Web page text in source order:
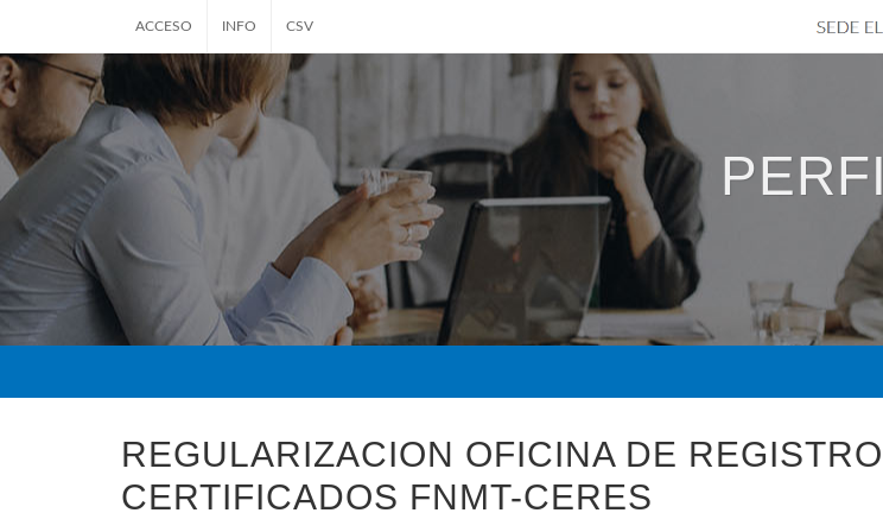
ACCESO INFO CSV
REGULARIZACION OFICINA DE
CERTIFICADOS FNMT-CERES